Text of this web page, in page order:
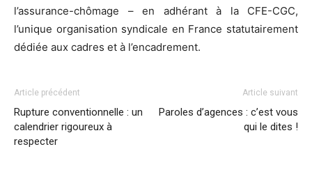
l’assurance-chômage – en adhérant à la CFE-CGC,
l’unique organisation syndicale en France statutairement
dédiée aux cadres et à l’encadrement.
Article précédent
Rupture conventionnelle : un
calendrier rigoureux à
respecter
Article suivant
Paroles d’agences : c’est vous
qui le dites !